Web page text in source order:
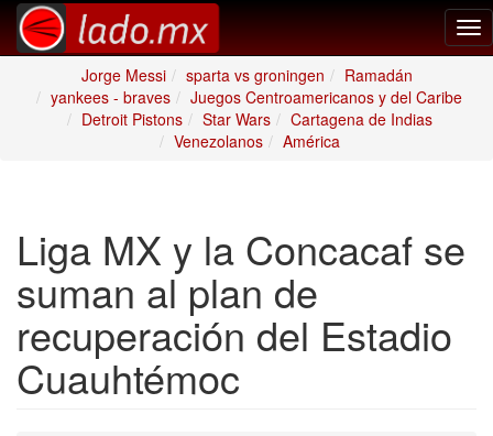
Jorge Messi
sparta vs groningen
Ramadán
yankees - braves
Juegos Centroamericanos y del Caribe
Detroit Pistons
Star Wars
Cartagena de Indias
Venezolanos
América
Liga MX y la Concacaf se
suman al plan de
recuperación del Estadio
Cuauhtémoc